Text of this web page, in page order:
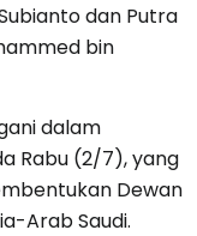
dan Putra
bin
dalam
Rabu (2/7), yang
Dewan
Arab Saudi.